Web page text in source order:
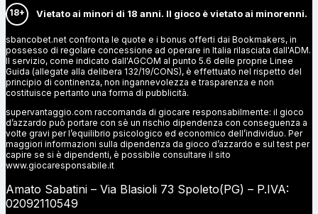
18+ Vietato ai minori di 18 anni. Il gioco è vietato ai minorenni.
sbancobet.net confronta le quote e i bonus offerti dai Bookmakers, in
possesso di regolare concessione ad operare in Italia rilasciata dall'ADM.
Il servizio, come indicato dall'AGCOM al punto 5.6 delle proprie Linee
Guida (allegate alla delibera 132/19/CONS), è effettuato nel rispetto del
principio di continenza, non ingannevolezza e trasparenza e non
costituisce pertanto una forma di pubblicità.
supervantaggio.com raccomanda di giocare responsabilmente: il gioco
d’azzardo può portare con sè un rischio dipendenza con conseguenza a
volte gravi per l’equilibrio psicologico ed economico dell’individuo. Per
maggiori informazioni sulla dipendenza da gioco d’azzardo e sul test per
capire se si è dipendenti, è possibile consultare il sito
www.giocaresponsabile.it
Amato Sabatini – Via Blasioli 73 Spoleto(PG) – P.IVA:
02092110549